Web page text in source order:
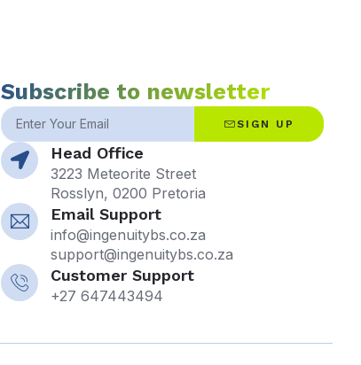
Subscribe to newsletter
SIGN UP
Head Office
3223 Meteorite Street
Rosslyn, 0200 Pretoria
Email Support
info@ingenuitybs.co.za
support@ingenuitybs.co.za
Customer Support
+27 647443494